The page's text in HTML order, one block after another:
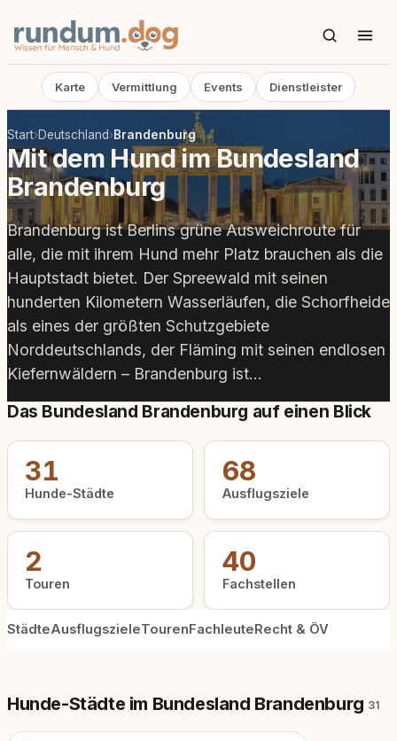
Karte Vermittlung Events Dienstleister
Start›Deutschland›Brandenburg
Mit dem Hund im Bundesland
Brandenburg
Brandenburg ist Berlins grüne Ausweichroute für
alle, die mit ihrem Hund mehr Platz brauchen als die
Hauptstadt bietet. Der Spreewald mit seinen
hunderten Kilometern Wasserläufen, die Schorfheide
als eines der größten Schutzgebiete
Norddeutschlands, der Fläming mit seinen endlosen
Kiefernwäldern – Brandenburg ist…
Das Bundesland Brandenburg auf einen Blick
31
Hunde-Städte
68
Ausflugsziele
2
Touren
40
Fachstellen
StädteAusflugszieleTourenFachleuteRecht & ÖV
Hunde-Städte im Bundesland Brandenburg 31